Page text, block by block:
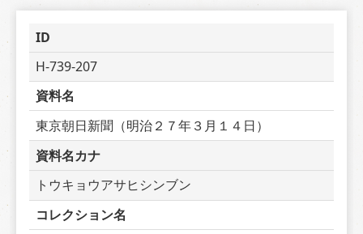
ID
H-739-207
資料名
東京朝日新聞（明治２７年３月１４日）
資料名カナ
トウキョウアサヒシンブン
コレクション名